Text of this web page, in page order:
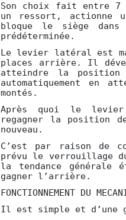
Son choix fait entre
un ressort, actionne
bloque le siège
prédéterminée.
Le levier latéral est
places arrière. Il
atteindre la position
automatiquement en
montés.
Après quoi le
regagner la position
nouveau.
C’est par raison de
prévu le verrouillage
la tendance générale
gagner l’arrière.
FONCTIONNEMENT DU
Il est simple et d’une